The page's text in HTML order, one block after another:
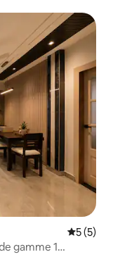
5 (5)
gamme 1